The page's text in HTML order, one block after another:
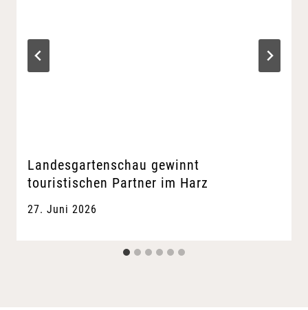
Landesgartenschau gewinnt
touristischen Partner im Harz
27. Juni 2026